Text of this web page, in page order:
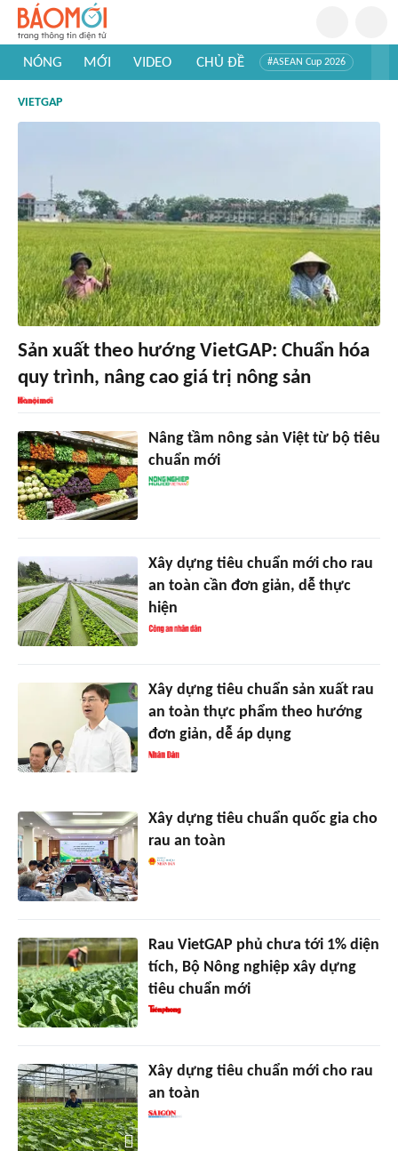
NÓNG MỚI VIDEO CHỦ ĐỀ #ASEAN Cup 2026
#Khám phá thế giới
VIETGAP
Sản xuất theo hướng VietGAP: Chuẩn hóa
quy trình, nâng cao giá trị nông sản
Nâng tầm nông sản Việt từ bộ tiêu
chuẩn mới
Xây dựng tiêu chuẩn mới cho rau
an toàn cần đơn giản, dễ thực
hiện
Xây dựng tiêu chuẩn sản xuất rau
an toàn thực phẩm theo hướng
đơn giản, dễ áp dụng
Xây dựng tiêu chuẩn quốc gia cho
rau an toàn
Rau VietGAP phủ chưa tới 1% diện
tích, Bộ Nông nghiệp xây dựng
tiêu chuẩn mới
Xây dựng tiêu chuẩn mới cho rau
an toàn